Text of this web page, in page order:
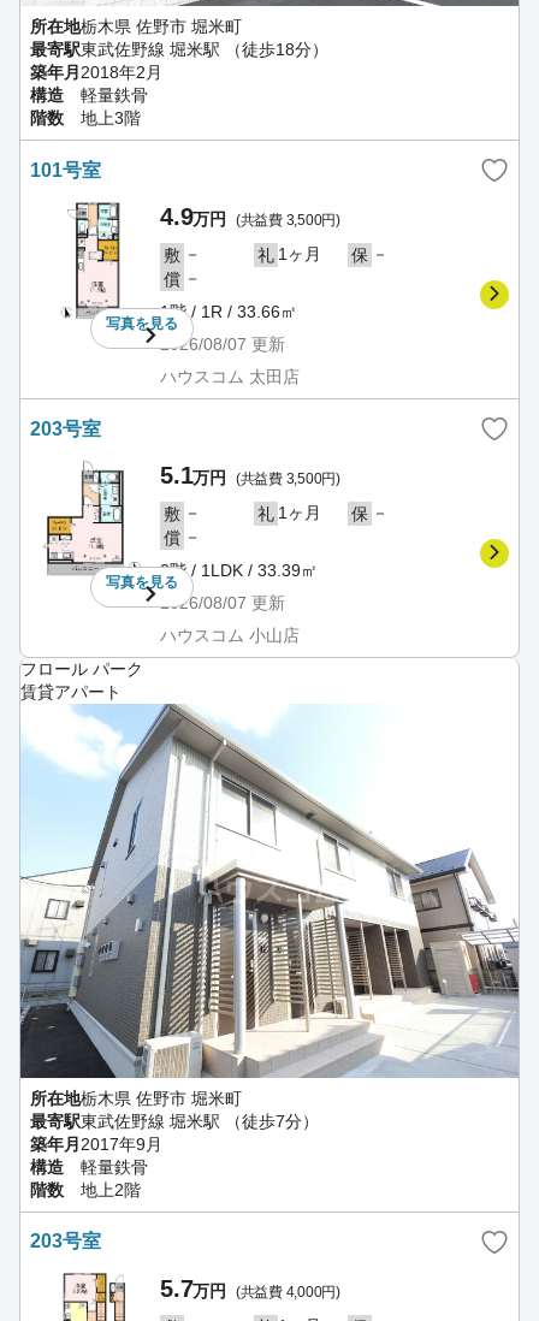
所在地栃木県 佐野市 堀米町
最寄駅東武佐野線 堀米駅 （徒歩18分）
築年月 2018年2月
構造
軽量鉄骨
階数
地上3階
101号室
写真を見る
4.9万円 (共益費 3,500円)
敷 － 礼 1ヶ月 保 －
償 －
1階 / 1R / 33.66㎡
2026/08/07 更新
ハウスコム 太田店
203号室
写真を見る
5.1万円 (共益費 3,500円)
敷 － 礼 1ヶ月 保 －
償 －
2階 / 1LDK / 33.39㎡
2026/08/07 更新
ハウスコム 小山店
フロール パーク
賃貸アパート
所在地栃木県 佐野市 堀米町
最寄駅東武佐野線 堀米駅 （徒歩7分）
築年月 2017年9月
構造
軽量鉄骨
階数
地上2階
203号室
5.7万円 (共益費 4,000円)